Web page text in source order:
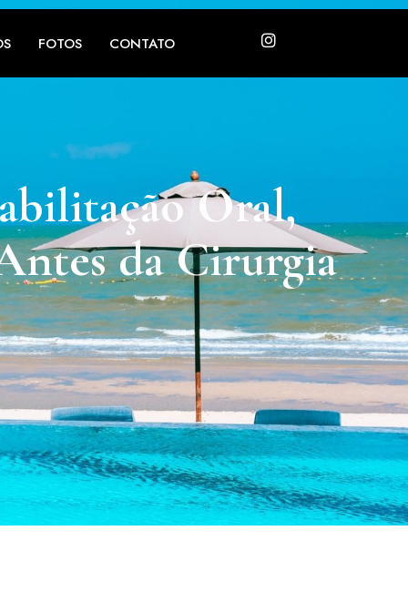
FOTOS CONTATO
Oral,
da Cirurgia